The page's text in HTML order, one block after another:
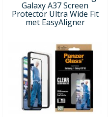
Galaxy A37 Screen
Protector Ultra Wide Fit
met EasyAligner